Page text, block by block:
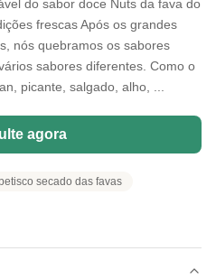
do sabor doce Nuts da fava do
frescas Após os grandes
nós quebramos os sabores
sabores diferentes. Como o
picante, salgado, alho, ...
agora
secado das favas